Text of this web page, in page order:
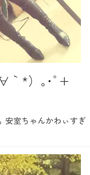
｀*）｡･ﾟ+
安室ちゃんかわぃすぎ